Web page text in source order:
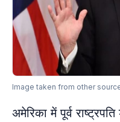
Image taken from other
अमेरिका में पूर्व